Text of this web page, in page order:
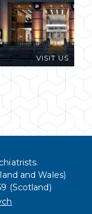
VISIT US
and Wales)
(Scotland)